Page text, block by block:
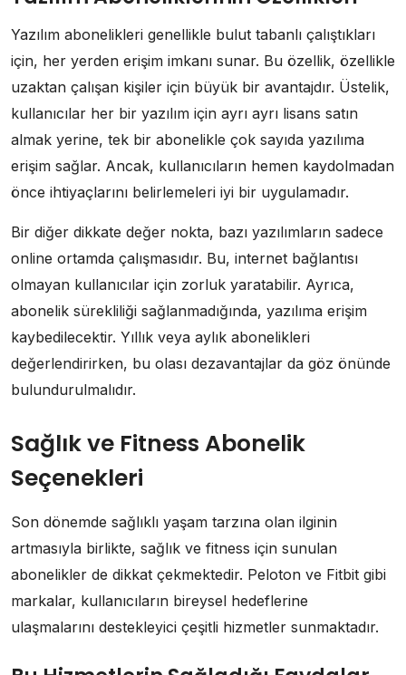
Yazılım abonelikleri genellikle bulut tabanlı çalıştıkları
için, her yerden erişim imkanı sunar. Bu özellik, özellikle
uzaktan çalışan kişiler için büyük bir avantajdır. Üstelik,
kullanıcılar her bir yazılım için ayrı ayrı lisans satın
almak yerine, tek bir abonelikle çok sayıda yazılıma
erişim sağlar. Ancak, kullanıcıların hemen kaydolmadan
önce ihtiyaçlarını belirlemeleri iyi bir uygulamadır.
Bir diğer dikkate değer nokta, bazı yazılımların sadece
online ortamda çalışmasıdır. Bu, internet bağlantısı
olmayan kullanıcılar için zorluk yaratabilir. Ayrıca,
abonelik sürekliliği sağlanmadığında, yazılıma erişim
kaybedilecektir. Yıllık veya aylık abonelikleri
değerlendirirken, bu olası dezavantajlar da göz önünde
bulundurulmalıdır.
Sağlık ve Fitness Abonelik
Seçenekleri
Son dönemde sağlıklı yaşam tarzına olan ilginin
artmasıyla birlikte, sağlık ve fitness için sunulan
abonelikler de dikkat çekmektedir. Peloton ve Fitbit gibi
markalar, kullanıcıların bireysel hedeflerine
ulaşmalarını destekleyici çeşitli hizmetler sunmaktadır.